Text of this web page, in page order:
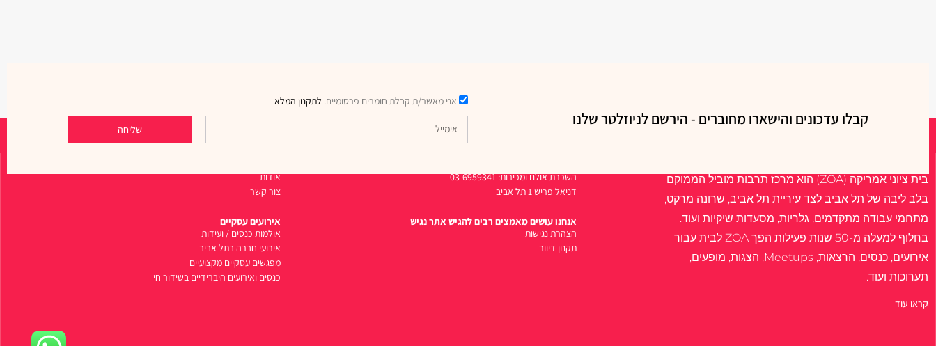
קבלו עדכונים והישארו מחוברים - הירשם לניוזלטר שלנו
אני מאשר/ת קבלת חומרים פרסומיים. לתקנון המלא
שליחה
בית ציוני אמריקה (ZOA) הוא מרכז תרבות מוביל הממוקם
בלב ליבה של תל אביב לצד עיריית תל אביב, שרונה מרקט,
מתחמי עבודה מתקדמים, גלריות, מסעדות שיקיות ועוד.
בחלוף למעלה מ-50 שנות פעילות הפך ZOA לבית עבור
אירועים, כנסים, הרצאות, Meetups, הצגות, מופעים,
תערוכות ועוד.
קראו עוד
השכרת אולם ומכירות: 03-6959341
דניאל פריש 1 תל אביב
אנחנו עושים מאמצים רבים להגיש אתר נגיש
הצהרת נגישות
תקנון דיוור
אודות
צור קשר
אירועים עסקיים
אולמות כנסים / ועידות
אירועי חברה בתל אביב
מפגשים עסקיים מקצועיים
כנסים ואירועים היברידיים בשידור חי